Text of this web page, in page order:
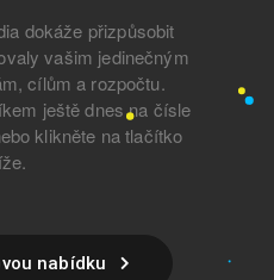
dokáže přizpůsobit
vašim jedinečným
cílům a rozpočtu.
ještě dnes na čísle
klikněte na tlačítko
nabídku